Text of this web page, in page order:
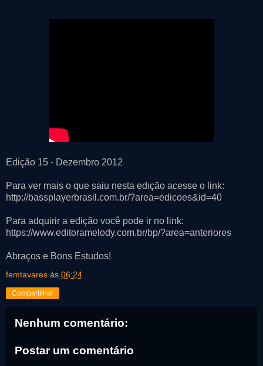
Edição 15 - Dezembro 2012
Para ver mais o que saiu nesta edição acesse o link:
http://bassplayerbrasil.com.br/?area=edicoes&id=40
Para adquirir a edição você pode ir no link:
https://www.editoramelody.com.br/bp/?area=anteriores
Abraços e Bons Estudos!
femtavares às 06:24
Compartilhar
Nenhum comentário:
Postar um comentário